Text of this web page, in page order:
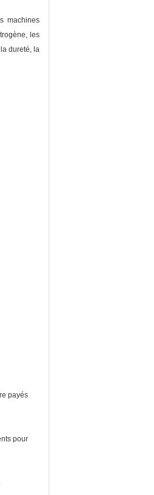
machines
les
dureté, la
payés
pour